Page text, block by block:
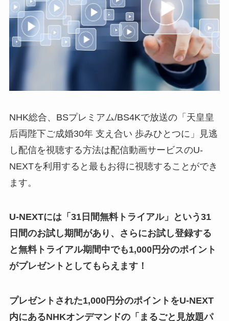
NHK総合、BSプレミアム/BS4Kで放送の「天皇皇
后両陛下ご成婚30年 支え合い 歩みひとつに」見逃
し配信を視聴する方法は配信動画サービスのU-
NEXTを利用すると最もお得に視聴することができ
ます。
U-NEXTには「31日間無料トライアル」という31
日間のお試し期間があり、さらにお試し登録する
と無料トライアル期間中でも1,000円分のポイント
がプレゼントとしてもらえます！
プレゼントされた1,000円分のポイントをU-NEXT
内にあるNHKオンデマンドの「まるごと見放題パ